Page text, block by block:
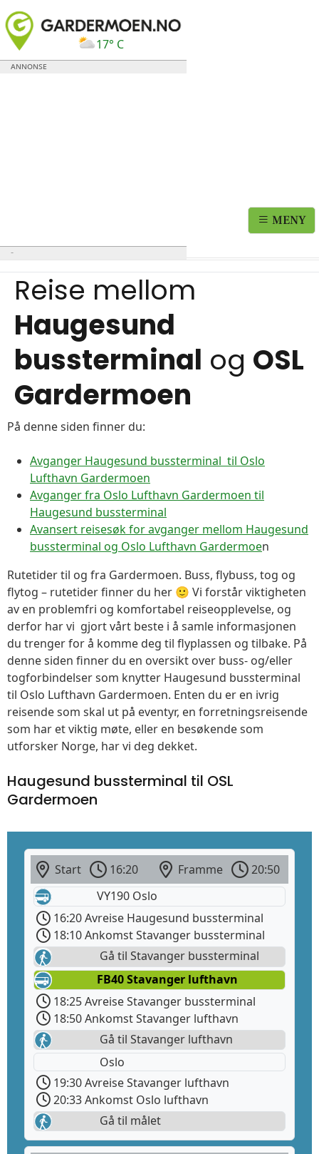
17° C
MENY
Reise mellom
Haugesund
bussterminal og OSL
Gardermoen
På denne siden finner du:
Avganger Haugesund bussterminal til Oslo
Lufthavn Gardermoen
Avganger fra Oslo Lufthavn Gardermoen til
Haugesund bussterminal
Avansert reisesøk for avganger mellom Haugesund
bussterminal og Oslo Lufthavn Gardermoen
Rutetider til og fra Gardermoen. Buss, flybuss, tog og
flytog – rutetider finner du her 🙂 Vi forstår viktigheten
av en problemfri og komfortabel reiseopplevelse, og
derfor har vi gjort vårt beste i å samle informasjonen
du trenger for å komme deg til flyplassen og tilbake. På
denne siden finner du en oversikt over buss- og/eller
togforbindelser som knytter Haugesund bussterminal
til Oslo Lufthavn Gardermoen. Enten du er en ivrig
reisende som skal ut på eventyr, en forretningsreisende
som har et viktig møte, eller en besøkende som
utforsker Norge, har vi deg dekket.
Haugesund bussterminal til OSL
Gardermoen
Start 16:20 Framme
20:50
VY190 Oslo
16:20 Avreise Haugesund bussterminal
18:10 Ankomst Stavanger bussterminal
Gå til Stavanger bussterminal
FB40 Stavanger lufthavn
18:25 Avreise Stavanger bussterminal
18:50 Ankomst Stavanger lufthavn
Gå til Stavanger lufthavn
Oslo
19:30 Avreise Stavanger lufthavn
20:33 Ankomst Oslo lufthavn
Gå til målet